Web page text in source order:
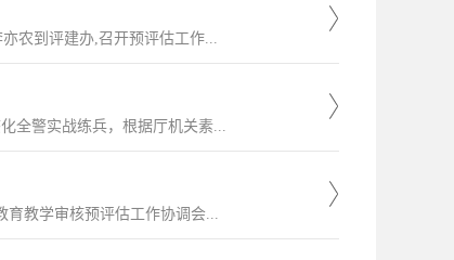
农到评建办,召开预评估工作...
全警实战练兵，根据厅机关素...
育教学审核预评估工作协调会...